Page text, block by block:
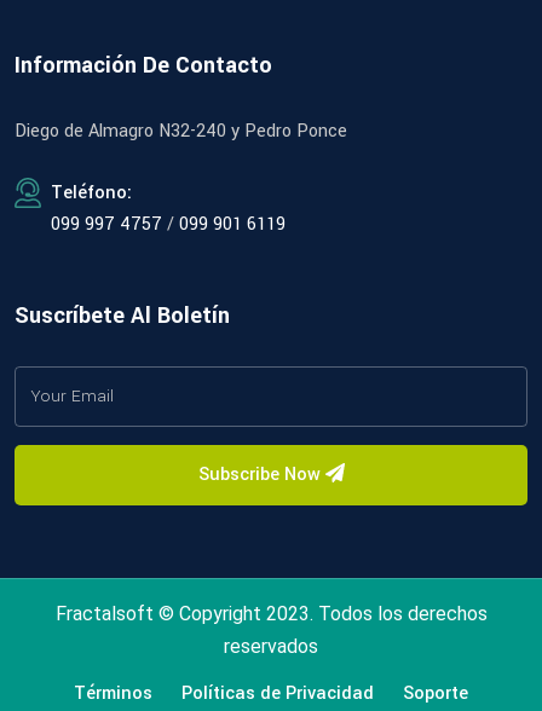
Información De Contacto
Diego de Almagro N32-240 y Pedro Ponce
Teléfono:
099 997 4757 /099 901 6119
Suscríbete Al Boletín
Subscribe Now
Fractalsoft © Copyright 2023. Todos los derechos
reservados
Términos Políticas de Privacidad Soporte